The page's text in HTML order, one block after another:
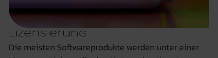
Lizensierung
Die meisten Softwareprodukte werden unter einer